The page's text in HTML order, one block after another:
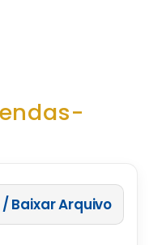
/ Baixar Arquivo